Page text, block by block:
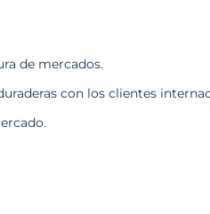
de mercados.
con los clientes